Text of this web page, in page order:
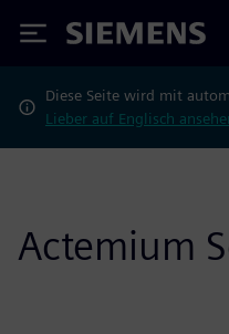
Siemens
Diese Seite wird mit
Lieber auf Englisch
Actemium